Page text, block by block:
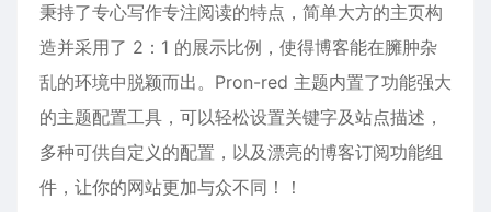
秉持了专心写作专注阅读的特点，简单大方的主页构
造并采用了 2：1 的展示比例，使得博客能在臃肿杂
乱的环境中脱颖而出。Pron-red 主题内置了功能强大
的主题配置工具，可以轻松设置关键字及站点描述，
多种可供自定义的配置，以及漂亮的博客订阅功能组
件，让你的网站更加与众不同！！